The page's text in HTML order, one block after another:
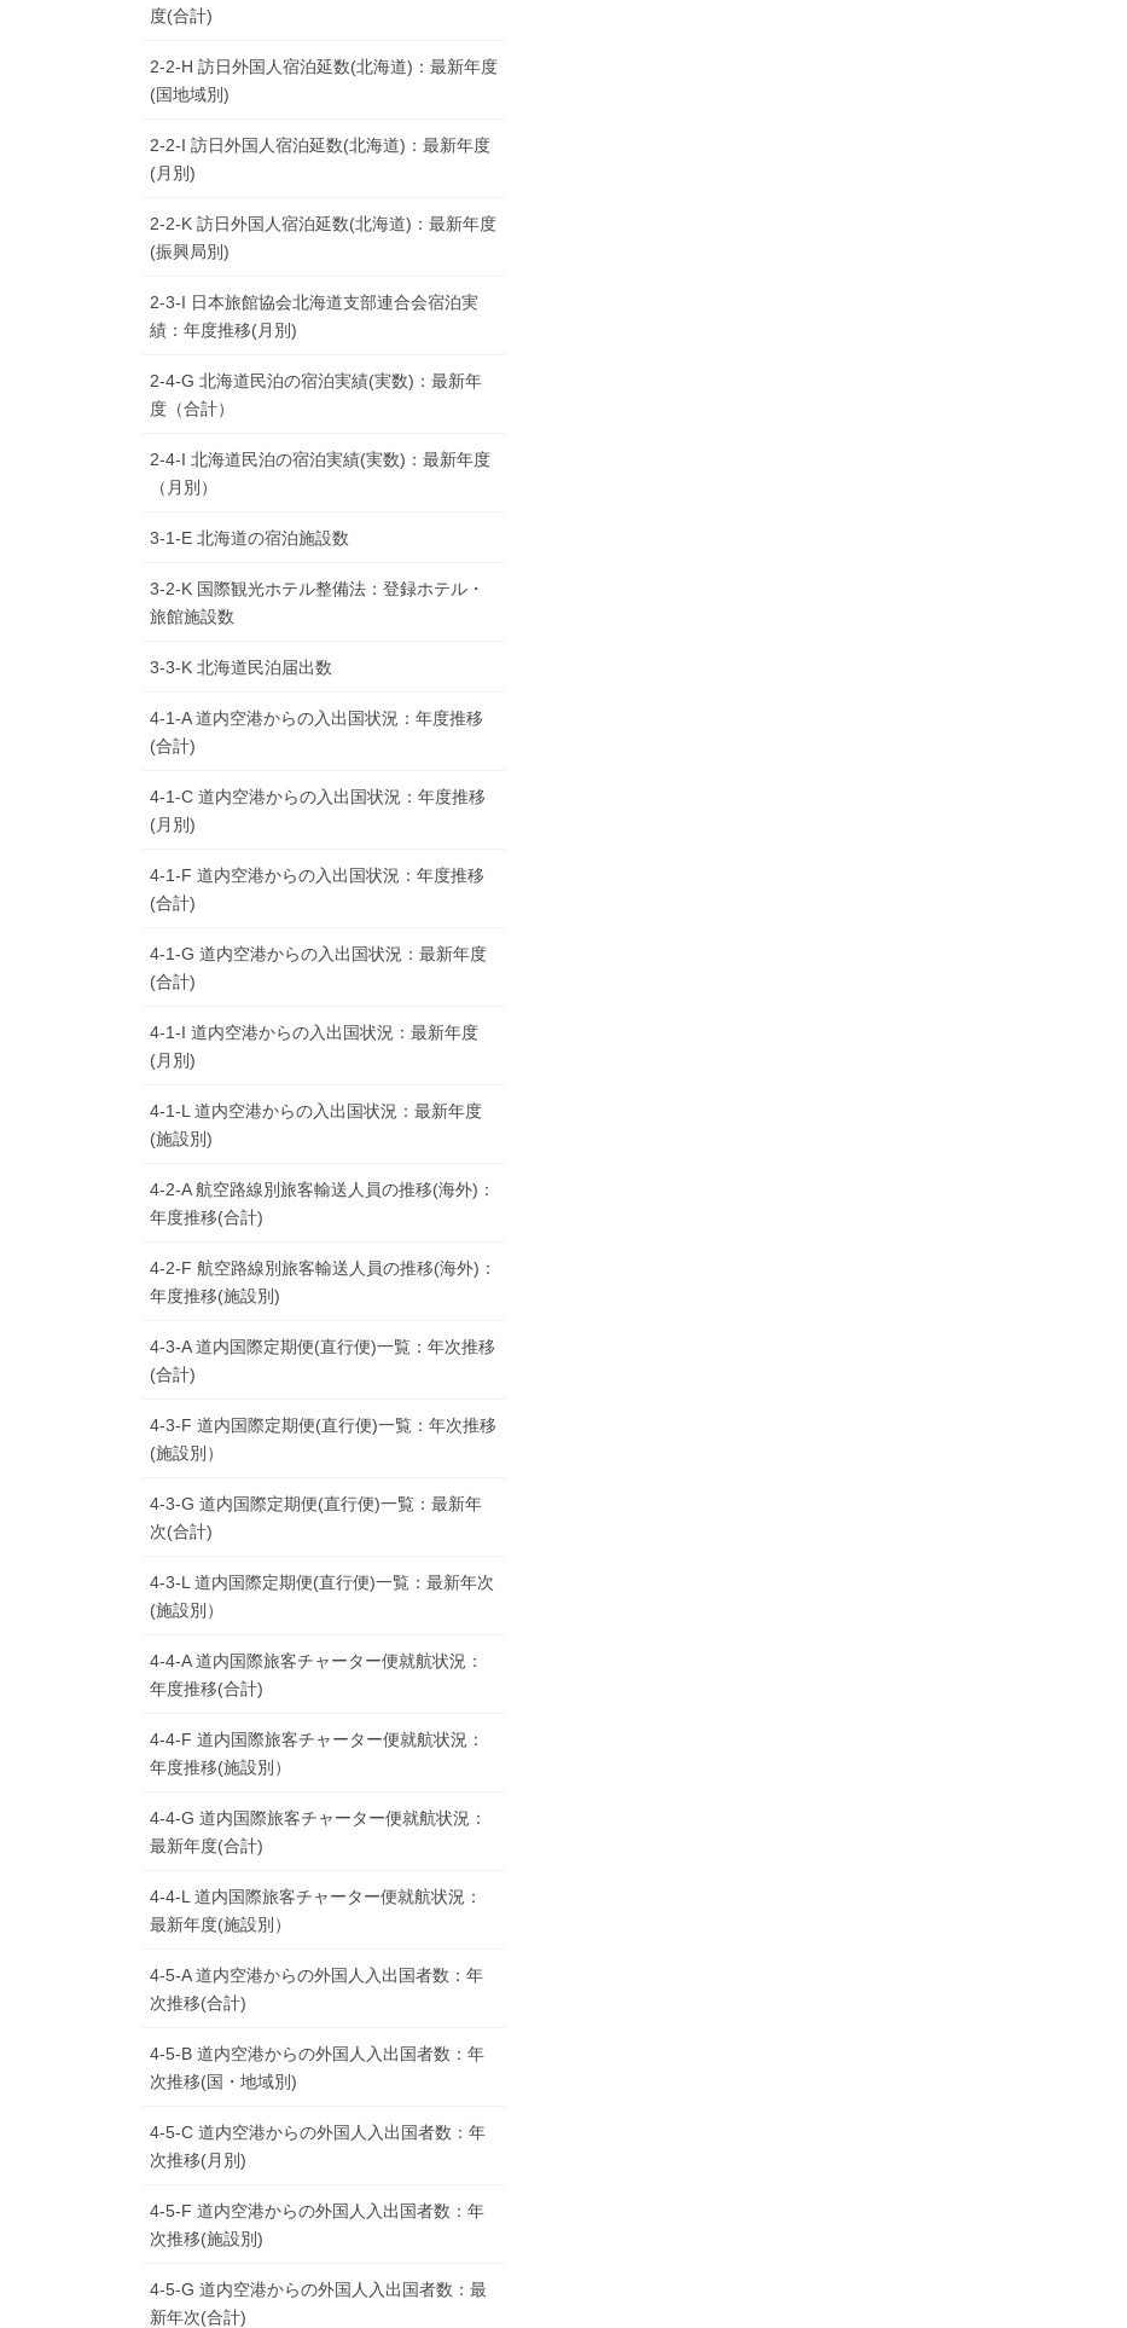
度(合計)
2-2-H 訪日外国人宿泊延数(北海道)：最新年度
(国地域別)
2-2-I 訪日外国人宿泊延数(北海道)：最新年度
(月別)
2-2-K 訪日外国人宿泊延数(北海道)：最新年度
(振興局別)
2-3-I 日本旅館協会北海道支部連合会宿泊実
績：年度推移(月別)
2-4-G 北海道民泊の宿泊実績(実数)：最新年
度（合計）
2-4-I 北海道民泊の宿泊実績(実数)：最新年度
（月別）
3-1-E 北海道の宿泊施設数
3-2-K 国際観光ホテル整備法：登録ホテル・
旅館施設数
3-3-K 北海道民泊届出数
4-1-A 道内空港からの入出国状況：年度推移
(合計)
4-1-C 道内空港からの入出国状況：年度推移
(月別)
4-1-F 道内空港からの入出国状況：年度推移
(合計)
4-1-G 道内空港からの入出国状況：最新年度
(合計)
4-1-I 道内空港からの入出国状況：最新年度
(月別)
4-1-L 道内空港からの入出国状況：最新年度
(施設別)
4-2-A 航空路線別旅客輸送人員の推移(海外)：
年度推移(合計)
4-2-F 航空路線別旅客輸送人員の推移(海外)：
年度推移(施設別)
4-3-A 道内国際定期便(直行便)一覧：年次推移
(合計)
4-3-F 道内国際定期便(直行便)一覧：年次推移
(施設別）
4-3-G 道内国際定期便(直行便)一覧：最新年
次(合計)
4-3-L 道内国際定期便(直行便)一覧：最新年次
(施設別）
4-4-A 道内国際旅客チャーター便就航状況：
年度推移(合計)
4-4-F 道内国際旅客チャーター便就航状況：
年度推移(施設別）
4-4-G 道内国際旅客チャーター便就航状況：
最新年度(合計)
4-4-L 道内国際旅客チャーター便就航状況：
最新年度(施設別）
4-5-A 道内空港からの外国人入出国者数：年
次推移(合計)
4-5-B 道内空港からの外国人入出国者数：年
次推移(国・地域別)
4-5-C 道内空港からの外国人入出国者数：年
次推移(月別)
4-5-F 道内空港からの外国人入出国者数：年
次推移(施設別)
4-5-G 道内空港からの外国人入出国者数：最
新年次(合計)